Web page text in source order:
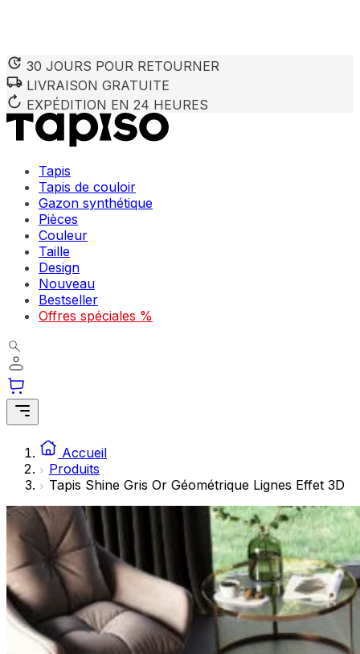
30 JOURS POUR RETOURNER
LIVRAISON GRATUITE
EXPÉDITION EN 24 HEURES
Tapis
Tapis de couloir
Gazon synthétique
Pièces
Couleur
Taille
Design
Nouveau
Bestseller
Offres spéciales %
Accueil
Produits
Tapis Shine Gris Or Géométrique Lignes Effet 3D
Nous utilisons des cookies pour personnaliser le contenu
partenaires peuvent combiner ces informations avec
utilisation de leurs services.
Les cookies indispensables sont cruciaux pour les
Les cookies liés aux préférences permettent au site de
comme votre langue préférée ou la région dans laquelle
Les cookies marketing sont utilisés pour suivre les
engageantes pour l'utilisateur individuel et, par
Les cookies non classés sont des cookies qui sont en